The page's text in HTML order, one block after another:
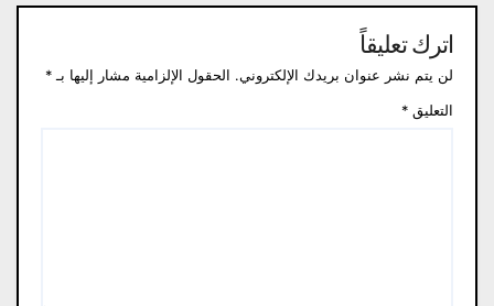
اترك تعليقاً
لن يتم نشر عنوان بريدك الإلكتروني. الحقول الإلزامية مشار إليها بـ *
التعليق *